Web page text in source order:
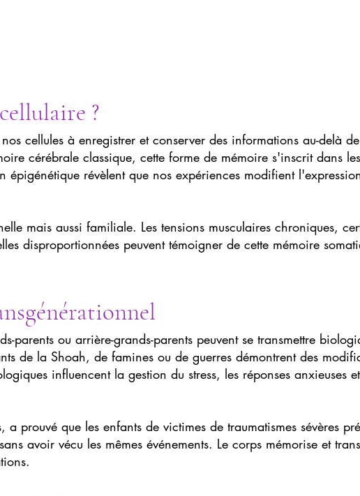
?
cellules à enregistrer et conserver des informations au-delà
cérébrale classique, cette forme de mémoire s'inscrit dans
épigénétique révèlent que nos expériences modifient
mais aussi familiale. Les tensions musculaires chroniques,
disproportionnées peuvent témoigner de cette mémoire
parents ou arrière-grands-parents peuvent se transmettre
de la Shoah, de famines ou de guerres démontrent des
influencent la gestion du stress, les réponses anxieuses
prouvé que les enfants de victimes de traumatismes sévères
avoir vécu les mêmes événements. Le corps mémorise et